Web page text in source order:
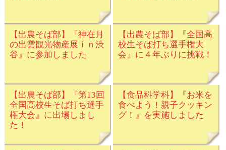
【出農そば部】『神在月
の出雲観光物産展ｉｎ渋
谷』に参加しました
【出農そば部】『全国高
校生そば打ち選手権大
会』に４年ぶりに挑戦！
【出農そば部】『第13回
全国高校生そば打ち選手
権大会』に出場しまし
た！
【食品科学科】『お米を
食べよう！親子クッキン
グ！』を実施しました